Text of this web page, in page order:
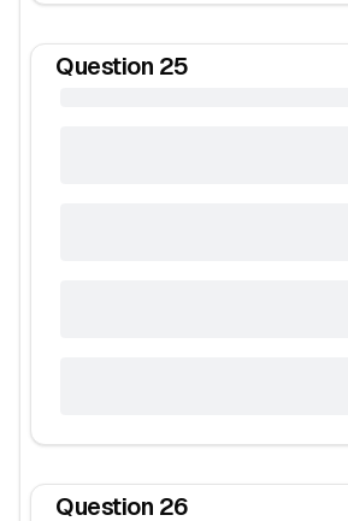
Question 25
Question 26